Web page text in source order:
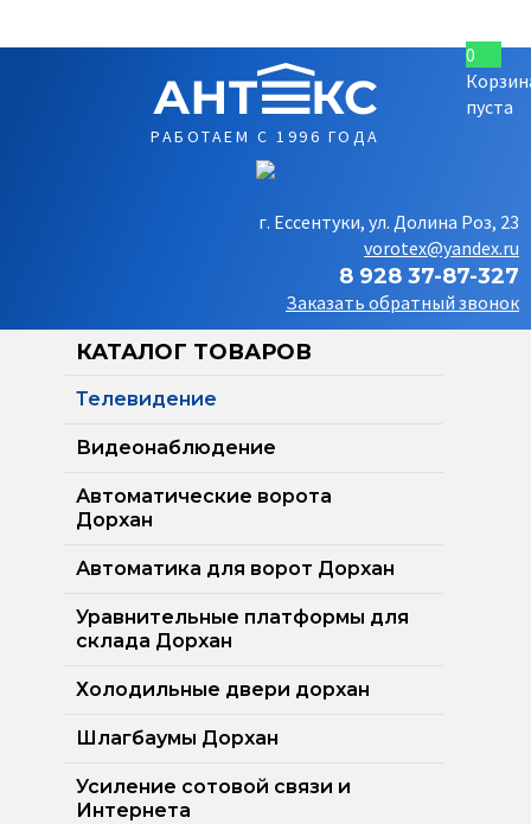
РАБОТАЕМ С 1996 ГОДА
г. Ессентуки, ул. Долина Роз, 23
vorotex@yandex.ru
8 928 37-87-327
Заказать обратный звонок
0
пуста
КАТАЛОГ ТОВАРОВ
Телевидение
Видеонаблюдение
Автоматические ворота
Дорхан
Автоматика для ворот Дорхан
Уравнительные платформы для
склада Дорхан
Холодильные двери дорхан
Шлагбаумы Дорхан
Усиление сотовой связи и
Интернета